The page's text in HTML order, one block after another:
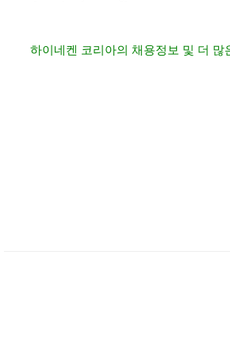
하이네켄 코리아의 채용정보 및 더 많